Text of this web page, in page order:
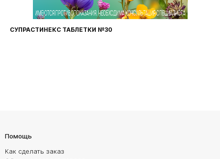
СУПРАСТИНЕКС ТАБЛЕТКИ №30
Помощь
Как сделать заказ